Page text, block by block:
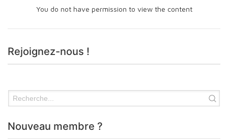
You do not have permission to view the content
Rejoignez-nous !
Nouveau membre ?